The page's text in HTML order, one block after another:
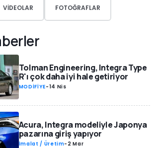
VIDEOLAR FOTOĞRAFLAR
Tolman Engineering, Integra Type
R'ı çok daha iyi hale getiriyor
MODİFİYE-14 Nis
Acura, Integra modeliyle Japonya
pazarına giriş yapıyor
İmalat / Üretim- 2 Mar